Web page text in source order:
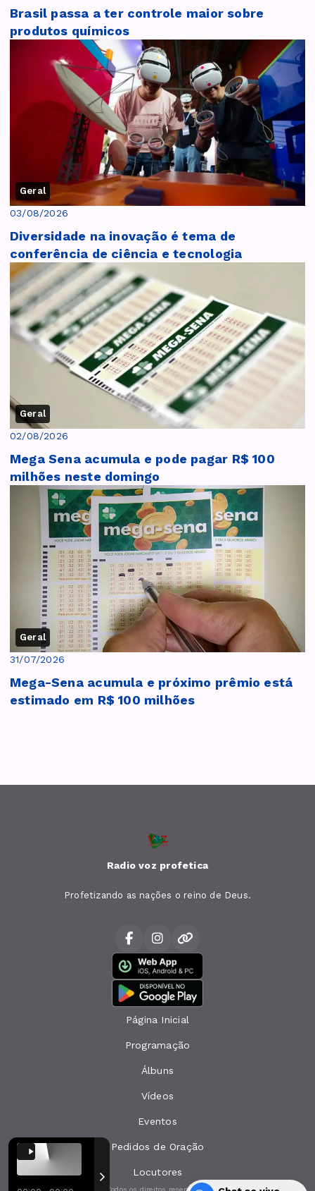
Brasil passa a ter controle maior sobre
produtos químicos
Geral
03/08/2026
Diversidade na inovação é tema de
conferência de ciência e tecnologia
Geral
02/08/2026
Mega Sena acumula e pode pagar R$ 100
milhões neste domingo
Geral
31/07/2026
Mega-Sena acumula e próximo prêmio está
estimado em R$ 100 milhões
Radio voz profetica
Profetizando as nações o reino de Deus.
Página Inicial
Programação
Álbuns
Vídeos
Eventos
Pedidos de Oração
Locutores
Todos os direitos reservados.